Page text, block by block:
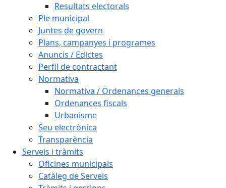
Resultats electorals
Ple municipal
Juntes de govern
Plans, campanyes i programes
Anuncis / Edictes
Perfil de contractant
Normativa
Normativa / Ordenances generals
Ordenances fiscals
Urbanisme
Seu electrònica
Transparència
Serveis i tràmits
Oficines municipals
Catàleg de Serveis